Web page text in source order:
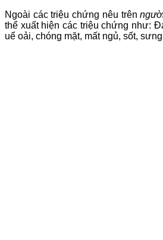
Ngoài các triệu chứng nêu trên
thể xuất hiện các triệu chứng như:
uể oải, chóng mặt, mất ngủ, sốt,